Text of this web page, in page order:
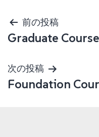
投
稿
ナ
ビ
前の投稿
Graduate
次の投稿
Foundation